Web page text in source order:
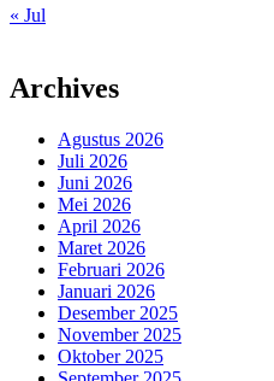
« Jul
Archives
Agustus 2026
Juli 2026
Juni 2026
Mei 2026
April 2026
Maret 2026
Februari 2026
Januari 2026
Desember 2025
November 2025
Oktober 2025